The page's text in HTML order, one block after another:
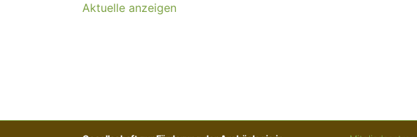
Aktuelle anzeigen